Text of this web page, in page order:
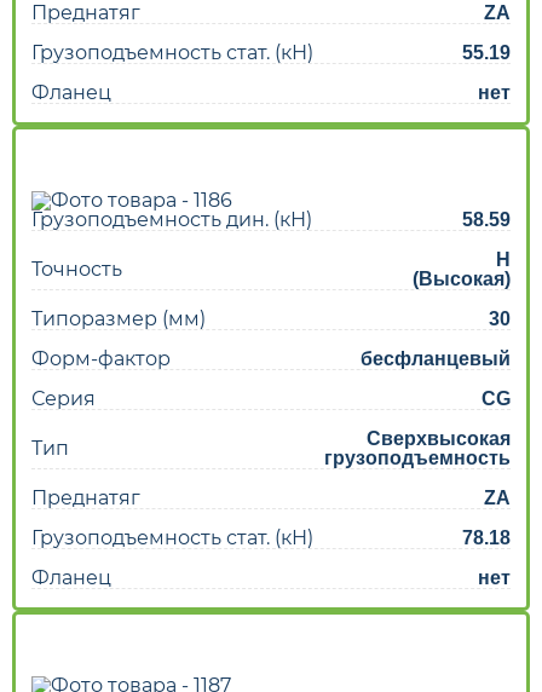
Преднатяг ZA
Грузоподъемность стат. (кН) 55.19
Фланец нет
Грузоподъемность дин. (кН) 58.59
Точность
H
(Высокая)
Типоразмер (мм) 30
Форм-фактор бесфланцевый
Серия CG
Тип
Сверхвысокая
грузоподъемность
Преднатяг ZA
Грузоподъемность стат. (кН) 78.18
Фланец нет